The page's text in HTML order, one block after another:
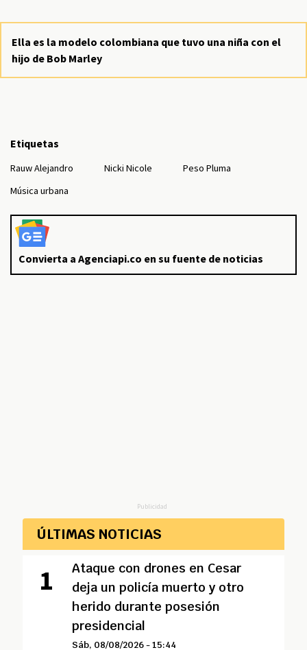
Ella es la modelo colombiana que tuvo una niña con el
hijo de Bob Marley
Etiquetas
Rauw Alejandro Nicki Nicole
Peso Pluma
Música urbana
Convierta a Agenciapi.co en su fuente de noticias
Publicidad
ÚLTIMAS NOTICIAS
Ataque con drones en Cesar
deja un policía muerto y otro
herido durante posesión
presidencial
Sáb, 08/08/2026 - 15:44